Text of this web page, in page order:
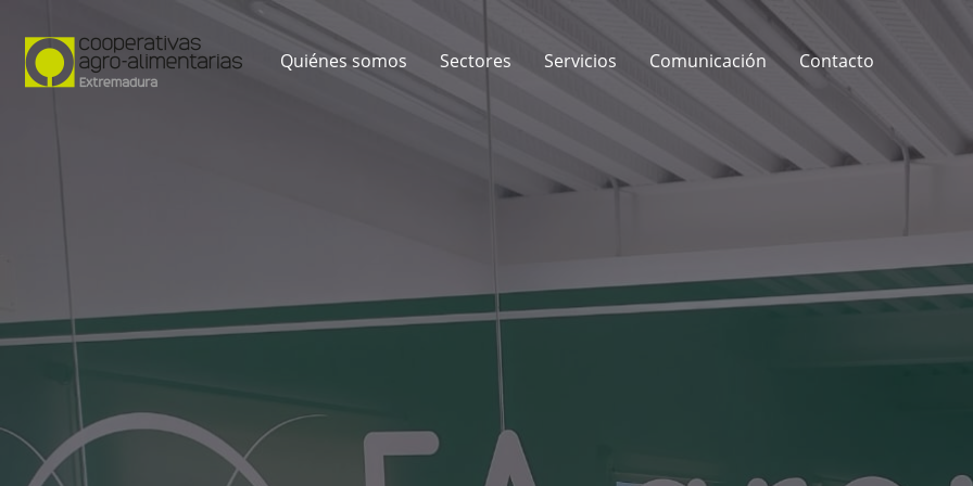
Quiénes somos Sectores Servicios Comunicación Contacto